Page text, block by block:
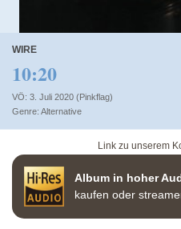
WIRE
10:20
VÖ: 3. Juli 2020 (Pinkflag)
Alternative
Link zu unserem
Album in hoher
kaufen oder